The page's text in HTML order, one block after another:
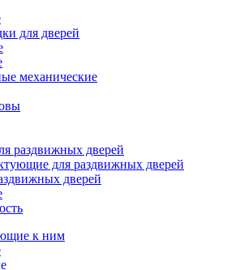
для дверей
механические
раздвижных дверей
для раздвижных дверей
дверей
к ним